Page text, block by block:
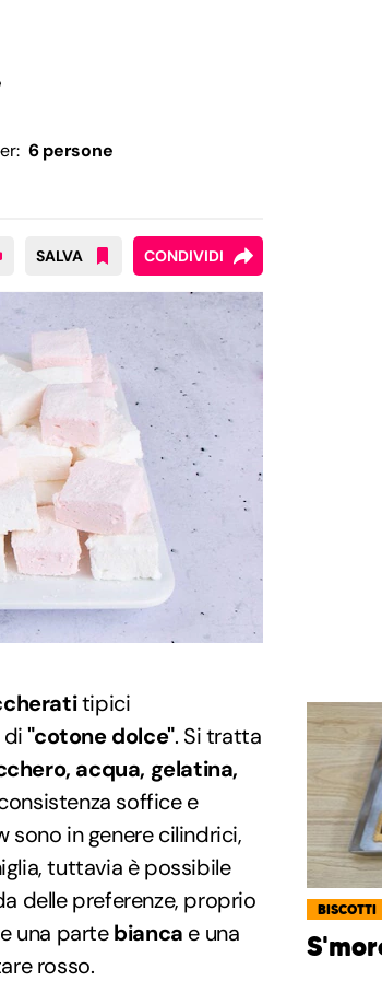
6 persone
SALVA CONDIVIDI
tipici
di"cotone dolce". Si tratta
acqua, gelatina,
soffice e
sono in genere cilindrici,
tuttavia è possibile
delle preferenze, proprio
una partebianca e una
rosso.
BISCOTTI